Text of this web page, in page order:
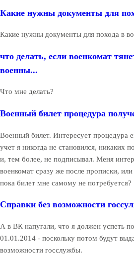
Какие нужны документы для
Какие нужны документы для похода в
что делать, если военкомат
военны...
Что мне делать?
Военный билет процедура
Военный билет. Интересует процедура
учет я никогда не становился, никаких
и, тем более, не подписывал. Меня
военкомат сразу же после прописки,
пока билет мне самому не потребуется?
Справки без возможности
А в ВК напугали, что я должен успеть
01.01.2014 - поскольку потом будут
возможности госслужбы.